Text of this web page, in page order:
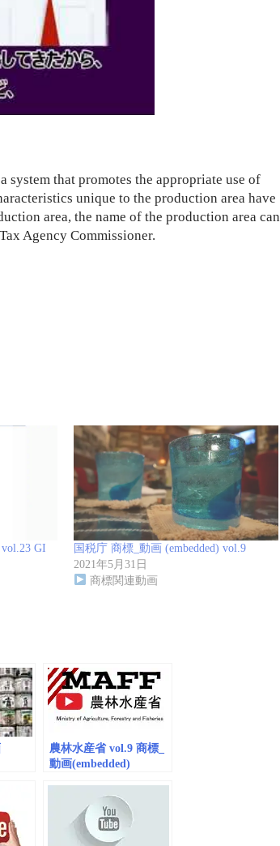
that promotes the appropriate use of
unique to the production area have
area, the name of the production area can
Agency Commissioner.
GI
国税庁 商標_動画 (embedded) vol.9
2021年5月31日
商標関連動画
農林水産省 vol.9 商標_
動画(embedded)